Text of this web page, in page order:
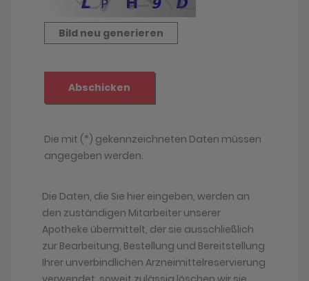
Die Daten, die Sie hier eingeben, werden an
den zuständigen Mitarbeiter unserer
Apotheke übermittelt, der sie ausschließlich
zur Bearbeitung, Bestellung und Bereitstellung
Ihrer unverbindlichen Arzneimittelreservierung